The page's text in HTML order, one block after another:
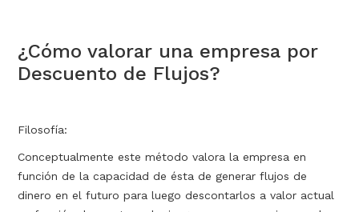
¿Cómo valorar una empresa por
Descuento de Flujos?
Filosofía:
Conceptualmente este método valora la empresa en
función de la capacidad de ésta de generar flujos de
dinero en el futuro para luego descontarlos a valor actual